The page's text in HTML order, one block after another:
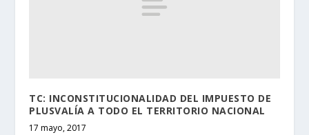
TC: INCONSTITUCIONALIDAD DEL IMPUESTO DE
PLUSVALÍA A TODO EL TERRITORIO NACIONAL
17 mayo, 2017